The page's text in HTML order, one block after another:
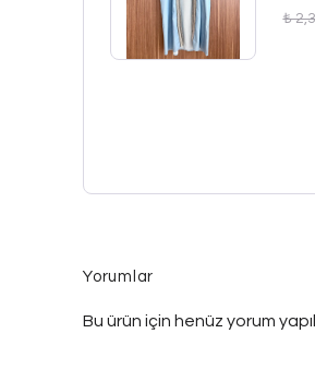
₺
Yorumlar
Bu ürün için henüz yorum